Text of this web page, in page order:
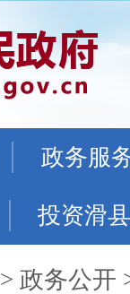
政务服
投资滑县
政务公开